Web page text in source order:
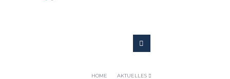
HOME AKTUELLES